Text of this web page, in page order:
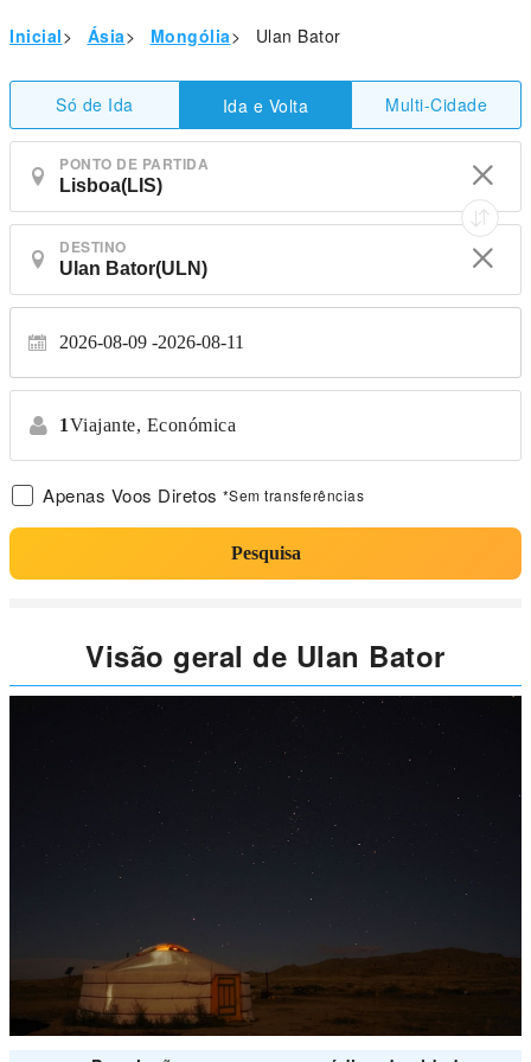
Inicial> Ásia> Mongólia> Ulan Bator
Só de Ida Ida e Volta Multi-Cidade
PONTO DE PARTIDA
DESTINO
2026-08-09 2026-08-11
1Viajante, Económica
Apenas Voos Diretos *Sem transferências
Pesquisa
Visão geral de Ulan Bator